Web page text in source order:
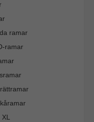
ramar
ramar